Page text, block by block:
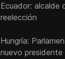
Ecuador: alcalde
reelección
Hungría:
nuevo presidente